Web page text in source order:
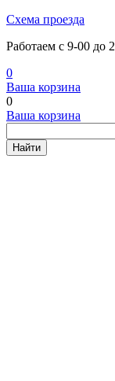
Схема проезда
Работаем с 9-00
0
Ваша корзина
0
Ваша корзина
Найти